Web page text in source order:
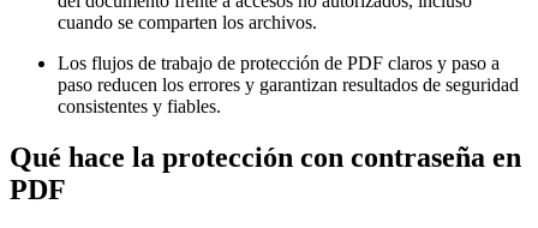
cuando se comparten los archivos.
Los flujos de trabajo de protección de PDF claros y paso a
paso reducen los errores y garantizan resultados de seguridad
consistentes y fiables.
Qué hace la protección con contraseña en
PDF